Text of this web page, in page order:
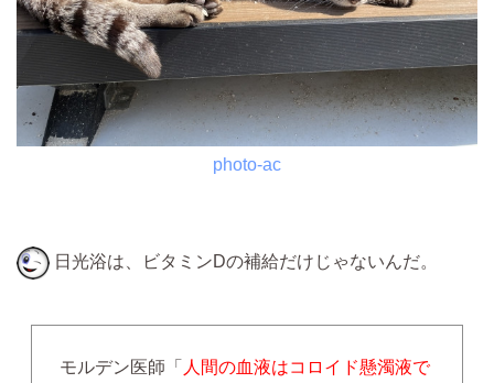
photo-ac
日光浴は、ビタミンDの補給だけじゃないんだ。
モルデン医師「 人間の血液はコロイド懸濁液で